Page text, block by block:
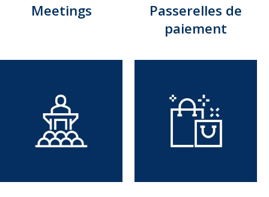
Meetings
Passerelles de
paiement